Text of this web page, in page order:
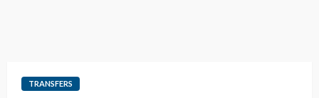
TRANSFERS